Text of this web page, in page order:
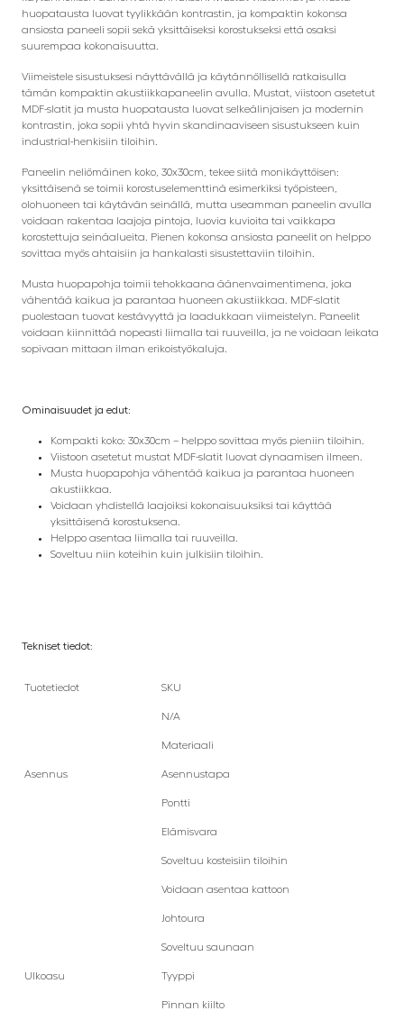
huopatausta luovat tyylikkään kontrastin, ja kompaktin kokonsa
ansiosta paneeli sopii sekä yksittäiseksi korostukseksi että osaksi
suurempaa kokonaisuutta.
Viimeistele sisustuksesi näyttävällä ja käytännöllisellä ratkaisulla
tämän kompaktin akustiikkapaneelin avulla. Mustat, viistoon asetetut
MDF-slatit ja musta huopatausta luovat selkeälinjaisen ja modernin
kontrastin, joka sopii yhtä hyvin skandinaaviseen sisustukseen kuin
industrial-henkisiin tiloihin.
Paneelin neliömäinen koko, 30x30cm, tekee siitä monikäyttöisen:
yksittäisenä se toimii korostuselementtinä esimerkiksi työpisteen,
olohuoneen tai käytävän seinällä, mutta useamman paneelin avulla
voidaan rakentaa laajoja pintoja, luovia kuvioita tai vaikkapa
korostettuja seinäalueita. Pienen kokonsa ansiosta paneelit on helppo
sovittaa myös ahtaisiin ja hankalasti sisustettaviin tiloihin.
Musta huopapohja toimii tehokkaana äänenvaimentimena, joka
vähentää kaikua ja parantaa huoneen akustiikkaa. MDF-slatit
puolestaan tuovat kestävyyttä ja laadukkaan viimeistelyn. Paneelit
voidaan kiinnittää nopeasti liimalla tai ruuveilla, ja ne voidaan leikata
sopivaan mittaan ilman erikoistyökaluja.
Ominaisuudet ja edut:
Kompakti koko: 30x30cm – helppo sovittaa myös pieniin tiloihin.
Viistoon asetetut mustat MDF-slatit luovat dynaamisen ilmeen.
Musta huopapohja vähentää kaikua ja parantaa huoneen
akustiikkaa.
Voidaan yhdistellä laajoiksi kokonaisuuksiksi tai käyttää
yksittäisenä korostuksena.
Helppo asentaa liimalla tai ruuveilla.
Soveltuu niin koteihin kuin julkisiin tiloihin.
Tekniset tiedot:
Tuotetiedot SKU
N/A
Materiaali
Asennus Asennustapa
Pontti
Elämisvara
Soveltuu kosteisiin tiloihin
Voidaan asentaa kattoon
Johtoura
Soveltuu saunaan
Ulkoasu Tyyppi
Pinnan kiilto